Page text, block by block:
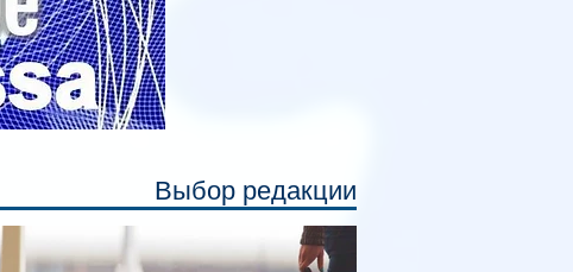
Выбор редакции